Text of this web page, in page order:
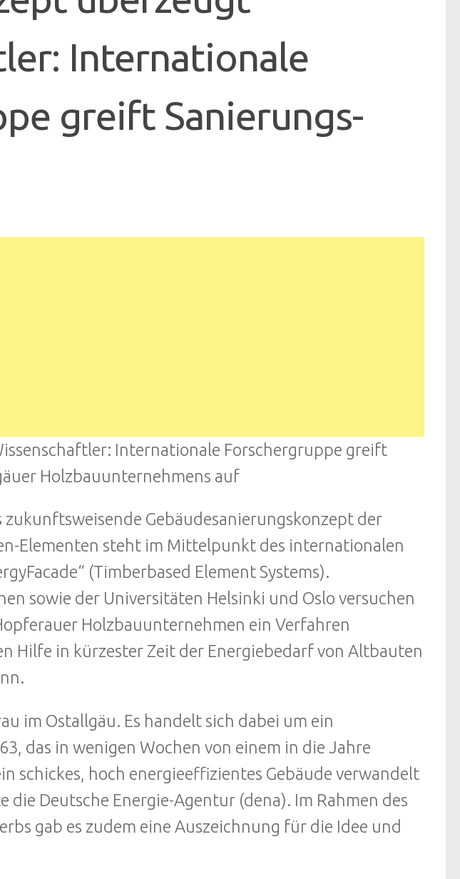
Internationale
greift Sanierungs-
Internationale Forschergruppe greift
Holzbauunternehmens auf
Gebäudesanierungskonzept der
Elementen steht im Mittelpunkt des internationalen
(Timberbased Element Systems).
sowie der Universitäten Helsinki und Oslo versuchen
Holzbauunternehmen ein Verfahren
Hilfe in kürzester Zeit der Energiebedarf von Altbauten
im Ostallgäu. Es handelt sich dabei um ein
das in wenigen Wochen von einem in die Jahre
schickes, hoch energieeffizientes Gebäude verwandelt
Deutsche Energie-Agentur (dena). Im Rahmen des
gab es zudem eine Auszeichnung für die Idee und